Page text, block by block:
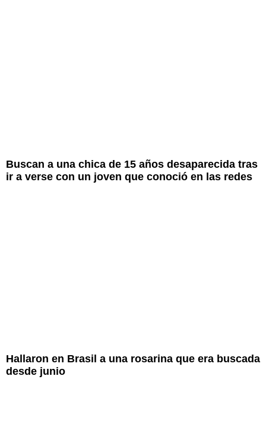
Buscan a una chica de 15 años desaparecida tras
ir a verse con un joven que conoció en las redes
Hallaron en Brasil a una rosarina que era buscada
desde junio